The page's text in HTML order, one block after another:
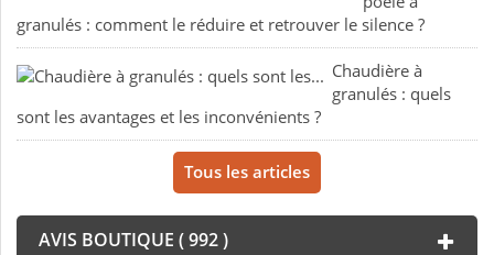
granulés : comment le réduire et retrouver le silence ?
Chaudière à
granulés : quels
sont les avantages et les inconvénients ?
Tous les articles
AVIS BOUTIQUE ( 992 )